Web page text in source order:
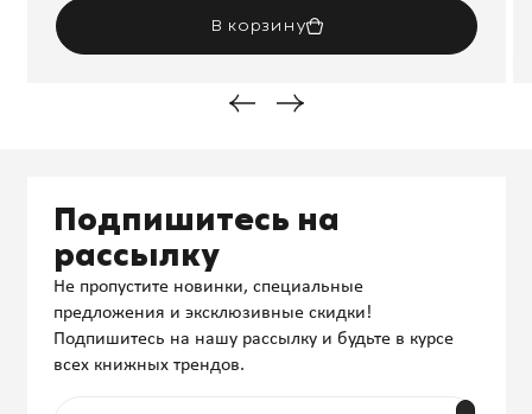
В корзину
Подпишитесь на
рассылку
Не пропустите новинки, специальные
предложения и эксклюзивные скидки!
Подпишитесь на нашу рассылку и будьте в курсе
всех книжных трендов.